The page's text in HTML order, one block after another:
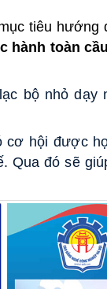
tiêu hướng
hành toàn
bộ nhỏ dạy
cơ hội được
Qua đó sẽ